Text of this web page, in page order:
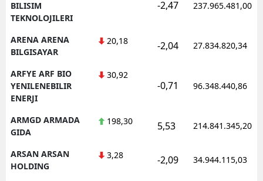
BILISIM
TEKNOLOJILERI
-2,47 237.965.481,00
ARENA ARENA
BILGISAYAR
20,18 -2,04 27.834.820,34
ARFYE ARF BIO
YENILENEBILIR
ENERJI
30,92
-0,71 96.348.440,86
ARMGD ARMADA
GIDA
198,30 5,53 214.841.345,20
ARSAN ARSAN
HOLDING
3,28 -2,09 34.944.115,03